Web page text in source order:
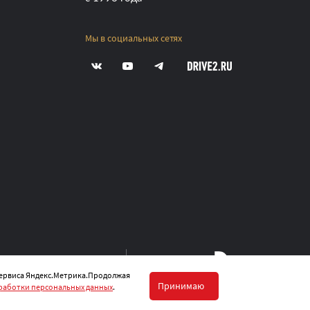
Мы в социальных сетях
Яндекс.Метрика.Продолжая
персональных данных. Принимаю